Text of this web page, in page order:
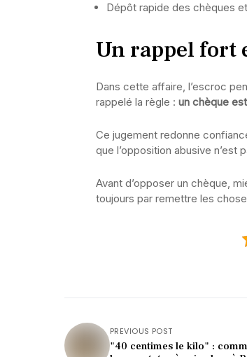
Dépôt rapide des chèques
Un rappel fort
Dans cette affaire, l’escroc
rappelé la règle : un chèque
Ce jugement redonne
que l’opposition abusive n’est
Avant d’opposer un chèque,
toujours par remettre les
PREVIOUS POST
"40 centimes le kilo" :